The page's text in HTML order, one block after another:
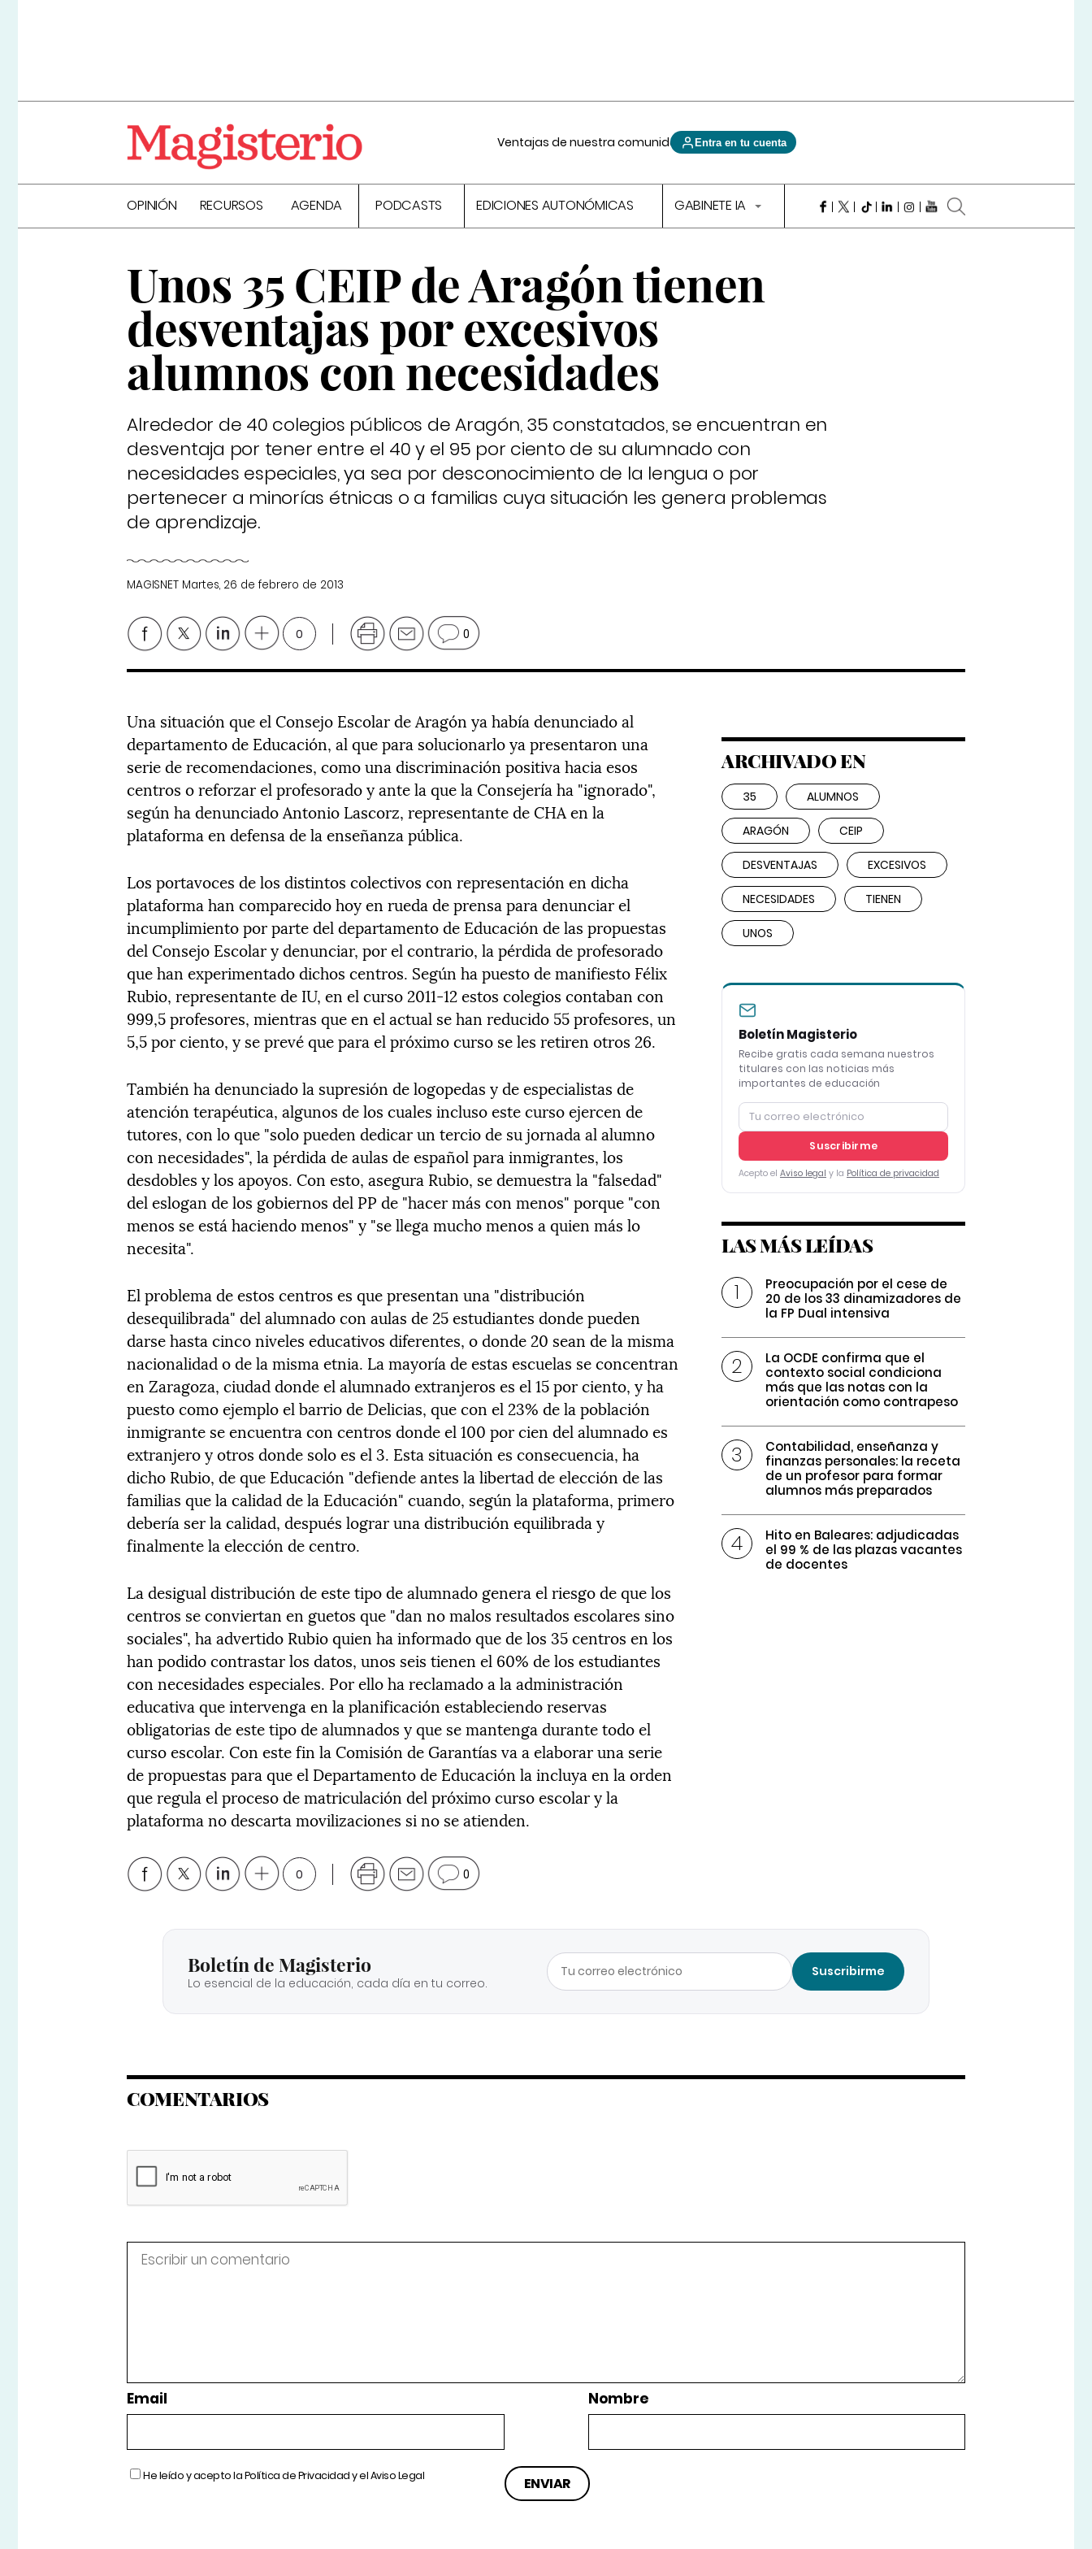
Ventajas de nuestra comunidad Entra en tu cuenta
OPINIÓN RECURSOS AGENDA PODCASTS EDICIONES AUTONÓMICAS GABINETE IA
Unos 35 CEIP de Aragón tienen
desventajas por excesivos
alumnos con necesidades
Alrededor de 40 colegios públicos de Aragón, 35 constatados, se encuentran en
desventaja por tener entre el 40 y el 95 por ciento de su alumnado con
necesidades especiales, ya sea por desconocimiento de la lengua o por
pertenecer a minorías étnicas o a familias cuya situación les genera problemas
de aprendizaje.
MAGISNET Martes, 26 de febrero de 2013
0 0
Una situación que el Consejo Escolar de Aragón ya había denunciado al
departamento de Educación, al que para solucionarlo ya presentaron una
serie de recomendaciones, como una discriminación positiva hacia esos
centros o reforzar el profesorado y ante la que la Consejería ha "ignorado",
según ha denunciado Antonio Lascorz, representante de CHA en la
plataforma en defensa de la enseñanza pública.
Los portavoces de los distintos colectivos con representación en dicha
plataforma han comparecido hoy en rueda de prensa para denunciar el
incumplimiento por parte del departamento de Educación de las propuestas
del Consejo Escolar y denunciar, por el contrario, la pérdida de profesorado
que han experimentado dichos centros. Según ha puesto de manifiesto Félix
Rubio, representante de IU, en el curso 2011-12 estos colegios contaban con
999,5 profesores, mientras que en el actual se han reducido 55 profesores, un
5,5 por ciento, y se prevé que para el próximo curso se les retiren otros 26.
También ha denunciado la supresión de logopedas y de especialistas de
atención terapéutica, algunos de los cuales incluso este curso ejercen de
tutores, con lo que "solo pueden dedicar un tercio de su jornada al alumno
con necesidades", la pérdida de aulas de español para inmigrantes, los
desdobles y los apoyos. Con esto, asegura Rubio, se demuestra la "falsedad"
del eslogan de los gobiernos del PP de "hacer más con menos" porque "con
menos se está haciendo menos" y "se llega mucho menos a quien más lo
necesita".
El problema de estos centros es que presentan una "distribución
desequilibrada" del alumnado con aulas de 25 estudiantes donde pueden
darse hasta cinco niveles educativos diferentes, o donde 20 sean de la misma
nacionalidad o de la misma etnia. La mayoría de estas escuelas se concentran
en Zaragoza, ciudad donde el alumnado extranjeros es el 15 por ciento, y ha
puesto como ejemplo el barrio de Delicias, que con el 23% de la población
inmigrante se encuentra con centros donde el 100 por cien del alumnado es
extranjero y otros donde solo es el 3. Esta situación es consecuencia, ha
dicho Rubio, de que Educación "defiende antes la libertad de elección de las
familias que la calidad de la Educación" cuando, según la plataforma, primero
debería ser la calidad, después lograr una distribución equilibrada y
finalmente la elección de centro.
La desigual distribución de este tipo de alumnado genera el riesgo de que los
centros se conviertan en guetos que "dan no malos resultados escolares sino
sociales", ha advertido Rubio quien ha informado que de los 35 centros en los
han podido contrastar los datos, unos seis tienen el 60% de los estudiantes
con necesidades especiales. Por ello ha reclamado a la administración
educativa que intervenga en la planificación estableciendo reservas
obligatorias de este tipo de alumnados y que se mantenga durante todo el
curso escolar. Con este fin la Comisión de Garantías va a elaborar una serie
de propuestas para que el Departamento de Educación la incluya en la orden
que regula el proceso de matriculación del próximo curso escolar y la
plataforma no descarta movilizaciones si no se atienden.
0 0
ARCHIVADO EN
35 ALUMNOS
ARAGÓN CEIP
DESVENTAJAS EXCESIVOS
NECESIDADES TIENEN
UNOS
Boletín Magisterio
Recibe gratis cada semana nuestros
titulares con las noticias más
importantes de educación
Suscribirme
Acepto el Aviso legal y la Política de privacidad
LAS MÁS LEÍDAS
Preocupación por el cese de
20 de los 33 dinamizadores de
la FP Dual intensiva
La OCDE confirma que el
contexto social condiciona
más que las notas con la
orientación como contrapeso
Contabilidad, enseñanza y
finanzas personales: la receta
de un profesor para formar
alumnos más preparados
Hito en Baleares: adjudicadas
el 99 % de las plazas vacantes
de docentes
Boletín de Magisterio
Lo esencial de la educación, cada día en tu correo.
Suscribirme
COMENTARIOS
Email Nombre
He leído y acepto laPolítica de Privacidady elAviso Legal